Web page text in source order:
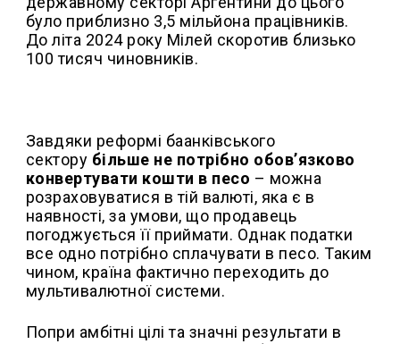
було приблизно 3,5 мільйона працівників.
До літа 2024 року Мілей скоротив близько
100 тисяч чиновників.
Завдяки реформі баанківського
сектору більше не потрібно обов’язково
конвертувати кошти в песо – можна
розраховуватися в тій валюті, яка є в
наявності, за умови, що продавець
погоджується її приймати. Однак податки
все одно потрібно сплачувати в песо. Таким
чином, країна фактично переходить до
мультивалютної системи.
Попри амбітні цілі та значні результати в